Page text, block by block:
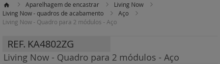
Aparelhagem de encastrar
Living Now
Living Now - quadros de acabamento
Aço
Living Now - Quadro para 2 módulos - Aço
REF. KA4802ZG
Living Now - Quadro para 2 módulos - Aço